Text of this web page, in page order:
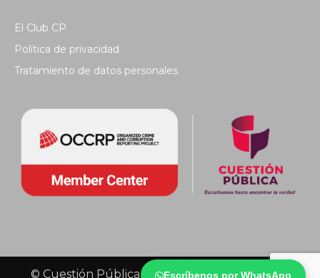
Escríbenos por WhatsApp
El Club CP
Política de privacidad
Tratamiento de datos personales
© Cuestión Pública 2018 - Todos los derechos